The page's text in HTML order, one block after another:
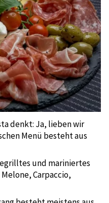
denkt: Ja, lieben wir
Menü besteht aus
und mariniertes
Carpaccio,